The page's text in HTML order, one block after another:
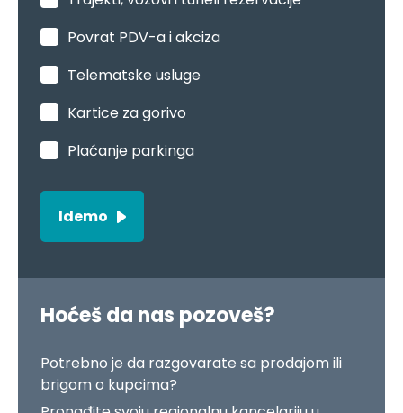
Telematske usluge
Plaćanje parkinga
Idemo
brigom o kupcima?
susedstvu: